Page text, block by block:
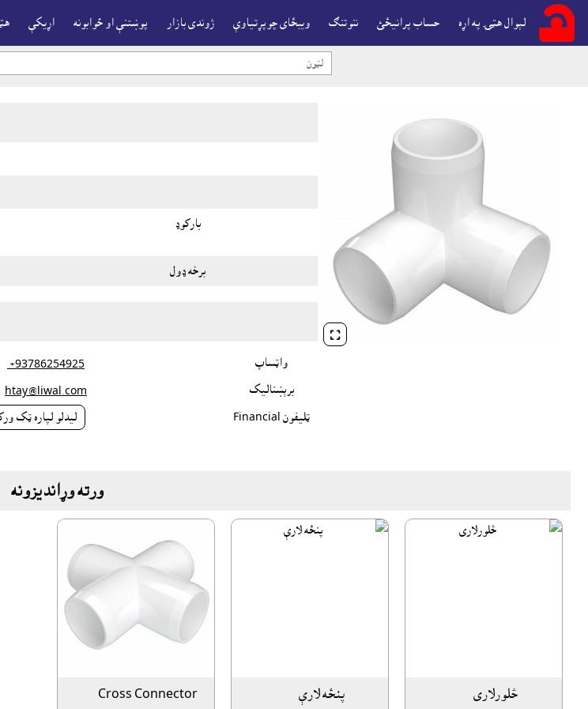
لېوال هټۍ په اړه حساب پرانيځئ ننوتنګ ويبځاى چوپړتياوې ژوندى بازار پوښتنې او ځوابونه اړيکې

بارکوډ
برخه ډول
واټساپ ‎ +93786254925
برېښناليک htay@liwal.com
ټليفون Financial ليدلو لپاره ټک
ورته وړانديزونه
څلورلارى پنځه لارې Cross Connector